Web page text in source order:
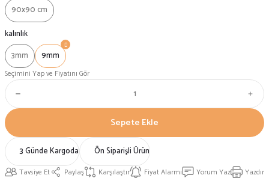
90x90 cm
kalınlık
3mm
9mm
Seçimini Yap ve Fiyatını Gör
Sepete Ekle
3 Günde Kargoda Ön Siparişli Ürün
Tavsiye Et Paylaş Karşılaştır Fiyat Alarmı Yorum Yaz Yazdır